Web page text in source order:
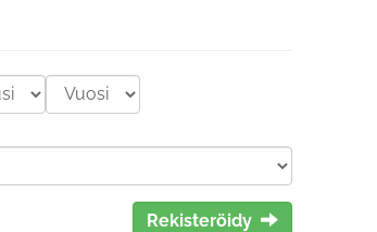
Rekisteröidy